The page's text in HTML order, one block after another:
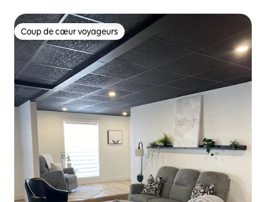
Coup de cœur voyageurs
Coup de cœur voyageurs